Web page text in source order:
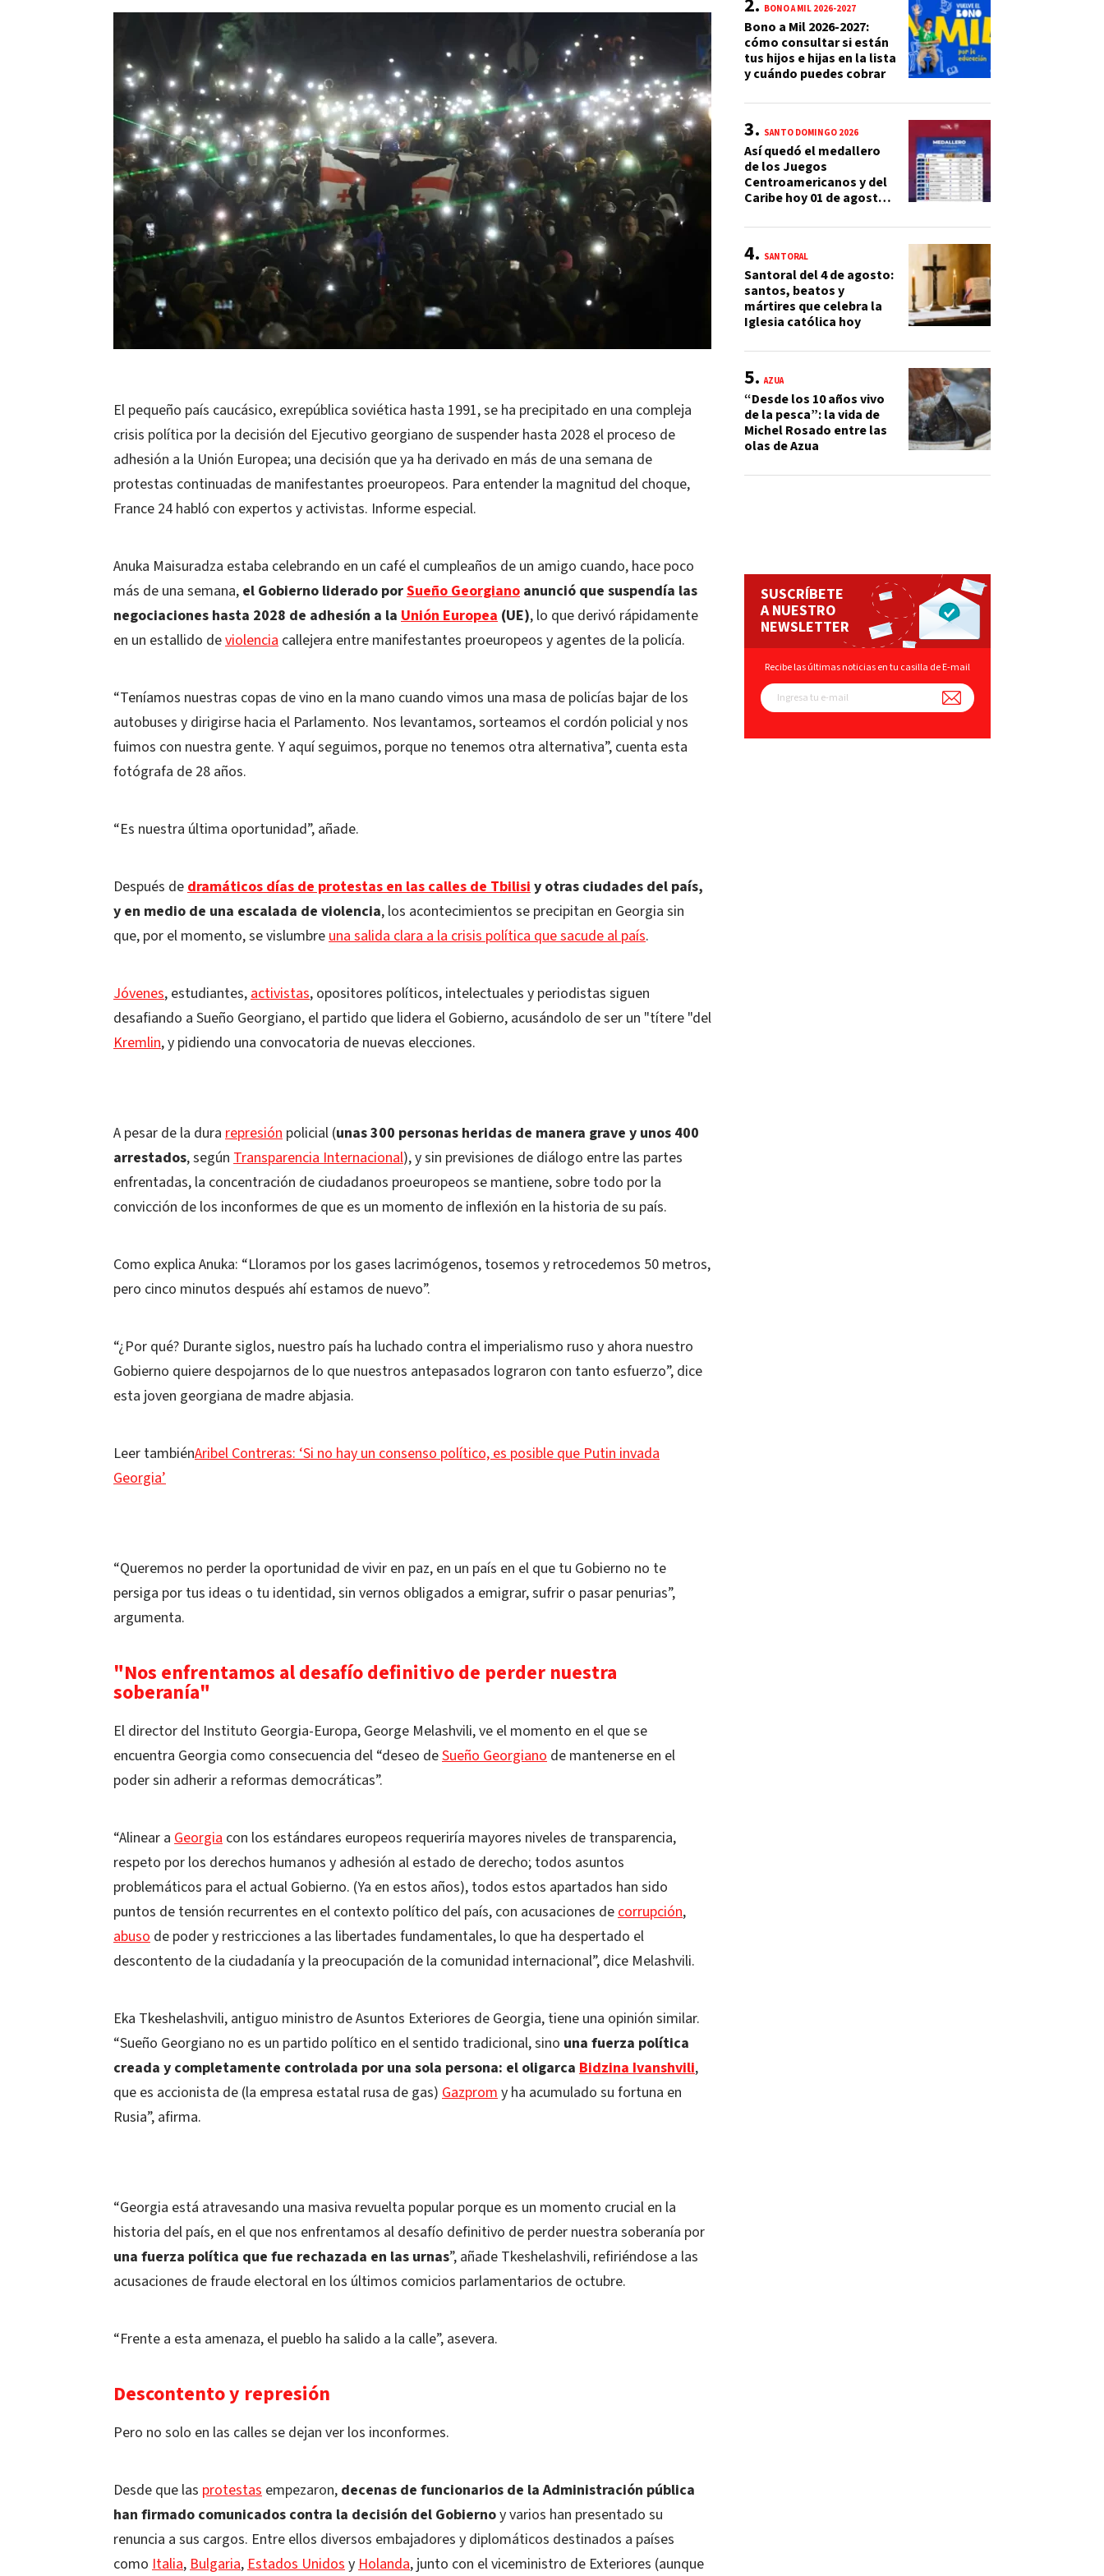
El pequeño país caucásico, exrepública soviética hasta 1991, se ha precipitado en una compleja
crisis política por la decisión del Ejecutivo georgiano de suspender hasta 2028 el proceso de
adhesión a la Unión Europea; una decisión que ya ha derivado en más de una semana de
protestas continuadas de manifestantes proeuropeos. Para entender la magnitud del choque,
France 24 habló con expertos y activistas. Informe especial.
Anuka Maisuradza estaba celebrando en un café el cumpleaños de un amigo cuando, hace poco
más de una semana, el Gobierno liderado porSueño Georgiano anunció que suspendía las
negociaciones hasta 2028 de adhesión a la Unión Europea (UE), lo que derivó rápidamente
en un estallido deviolencia callejera entre manifestantes proeuropeos y agentes de la policía.
“Teníamos nuestras copas de vino en la mano cuando vimos una masa de policías bajar de los
autobuses y dirigirse hacia el Parlamento. Nos levantamos, sorteamos el cordón policial y nos
fuimos con nuestra gente. Y aquí seguimos, porque no tenemos otra alternativa”, cuenta esta
fotógrafa de 28 años.
“Es nuestra última oportunidad”, añade.
Después dedramáticos días de protestas en las calles de Tbilisiy otras ciudades del país,
y en medio de una escalada de violencia, los acontecimientos se precipitan en Georgia sin
que, por el momento, se vislumbreuna salida clara a la crisis política que sacude al país.
Jóvenes, estudiantes,activistas, opositores políticos, intelectuales y periodistas siguen
desafiando a Sueño Georgiano, el partido que lidera el Gobierno, acusándolo de ser un "títere "del
Kremlin, y pidiendo una convocatoria de nuevas elecciones.
A pesar de la dura represión policial (unas 300 personas heridas de manera grave y unos 400
arrestados, según Transparencia Internacional), y sin previsiones de diálogo entre las partes
enfrentadas, la concentración de ciudadanos proeuropeos se mantiene, sobre todo por la
convicción de los inconformes de que es un momento de inflexión en la historia de su país.
Como explica Anuka: “Lloramos por los gases lacrimógenos, tosemos y retrocedemos 50 metros,
pero cinco minutos después ahí estamos de nuevo”.
“¿Por qué? Durante siglos, nuestro país ha luchado contra el imperialismo ruso y ahora nuestro
Gobierno quiere despojarnos de lo que nuestros antepasados lograron con tanto esfuerzo”, dice
esta joven georgiana de madre abjasia.
Leer tambiénAribel Contreras: ‘Si no hay un consenso político, es posible que Putin invada
Georgia’
“Queremos no perder la oportunidad de vivir en paz, en un país en el que tu Gobierno no te
persiga por tus ideas o tu identidad, sin vernos obligados a emigrar, sufrir o pasar penurias”,
argumenta.
"Nos enfrentamos al desafío definitivo de perder nuestra
soberanía"
El director del Instituto Georgia-Europa, George Melashvili, ve el momento en el que se
encuentra Georgia como consecuencia del “deseo deSueño Georgiano de mantenerse en el
poder sin adherir a reformas democráticas”.
“Alinear a Georgia con los estándares europeos requeriría mayores niveles de transparencia,
respeto por los derechos humanos y adhesión al estado de derecho; todos asuntos
problemáticos para el actual Gobierno. (Ya en estos años), todos estos apartados han sido
puntos de tensión recurrentes en el contexto político del país, con acusaciones decorrupción,
abuso de poder y restricciones a las libertades fundamentales, lo que ha despertado el
descontento de la ciudadanía y la preocupación de la comunidad internacional”, dice Melashvili.
Eka Tkeshelashvili, antiguo ministro de Asuntos Exteriores de Georgia, tiene una opinión similar.
“Sueño Georgiano no es un partido político en el sentido tradicional, sino una fuerza política
creada y completamente controlada por una sola persona: el oligarca Bidzina Ivanshvili,
que es accionista de (la empresa estatal rusa de gas) Gazpromy ha acumulado su fortuna en
Rusia”, afirma.
“Georgia está atravesando una masiva revuelta popular porque es un momento crucial en la
historia del país, en el que nos enfrentamos al desafío definitivo de perder nuestra soberanía por
una fuerza política que fue rechazada en las urnas”, añade Tkeshelashvili, refiriéndose a las
acusaciones de fraude electoral en los últimos comicios parlamentarios de octubre.
“Frente a esta amenaza, el pueblo ha salido a la calle”, asevera.
Descontento y represión
Pero no solo en las calles se dejan ver los inconformes.
Desde que las protestas empezaron, decenas de funcionarios de la Administración pública
han firmado comunicados contra la decisión del Gobiernoy varios han presentado su
renuncia a sus cargos. Entre ellos diversos embajadores y diplomáticos destinados a países
como Italia,Bulgaria,Estados UnidosyHolanda, junto con el viceministro de Exteriores (aunque
BONO A MIL 2026-2027
Bono a Mil 2026-2027:
cómo consultar si están
tus hijos e hijas en la lista
y cuándo puedes cobrar
SANTO DOMINGO 2026
Así quedó el medallero
de los Juegos
Centroamericanos y del
Caribe hoy 01 de agosto:
preseas
SANTORAL
Santoral del 4 de agosto:
santos, beatos y
mártires que celebra la
Iglesia católica hoy
AZUA
“Desde los 10 años vivo
de la pesca”: la vida de
Michel Rosado entre las
olas de Azua
SUSCRÍBETE
A NUESTRO
NEWSLETTER
Recibe las últimas noticias en tu casilla de E-mail